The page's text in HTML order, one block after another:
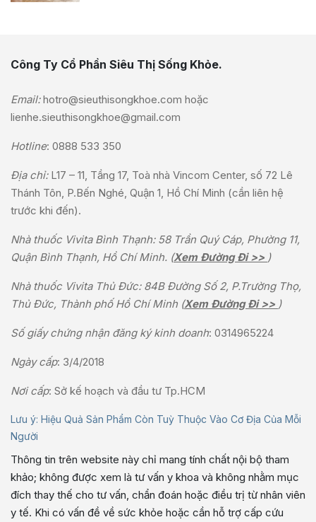
Công Ty Cổ Phần Siêu Thị Sống Khỏe.
Email: hotro@sieuthisongkhoe.com hoặc
lienhe.sieuthisongkhoe@gmail.com
Hotline: 0888 533 350
Địa chỉ: L17 – 11, Tầng 17, Toà nhà Vincom Center, số 72 Lê
Thánh Tôn, P.Bến Nghé, Quận 1, Hồ Chí Minh (cần liên hệ
trước khi đến).
Nhà thuốc Vivita Bình Thạnh: 58 Trần Quý Cáp, Phường 11,
Quận Bình Thạnh, Hồ Chí Minh. (Xem Đường Đi >> )
Nhà thuốc Vivita Thủ Đức: 84B Đường Số 2, P.Trường Thọ,
Thủ Đức, Thành phố Hồ Chí Minh (Xem Đường Đi >> )
Số giấy chứng nhận đăng ký kinh doanh: 0314965224
Ngày cấp: 3/4/2018
Nơi cấp: Sở kế hoạch và đầu tư Tp.HCM
Lưu ý: Hiệu Quả Sản Phẩm Còn Tuỳ Thuộc Vào Cơ Địa Của Mỗi
Người
Thông tin trên website này chỉ mang tính chất nội bộ tham
khảo; không được xem là tư vấn y khoa và không nhằm mục
đích thay thế cho tư vấn, chẩn đoán hoặc điều trị từ nhân viên
y tế. Khi có vấn đề về sức khỏe hoặc cần hỗ trợ cấp cứu